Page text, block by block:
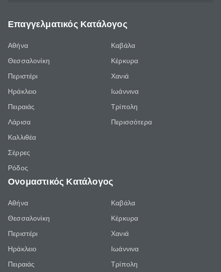
Επαγγελματικός Κατάλογος
Αθήνα
Θεσσαλονίκη
Περιστέρι
Ηράκλειο
Πειραιάς
Λάρισα
Καλλιθέα
Σέρρες
Ρόδος
Καβάλα
Κέρκυρα
Χανιά
Ιωάννινα
Τρίπολη
Περισσότερα
Ονομαστικός Κατάλογος
Αθήνα
Θεσσαλονίκη
Περιστέρι
Ηράκλειο
Πειραιάς
Καβάλα
Κέρκυρα
Χανιά
Ιωάννινα
Τρίπολη